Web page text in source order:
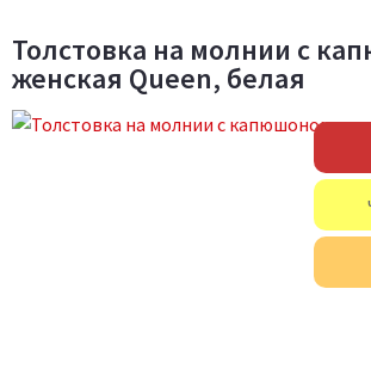
Толстовка на молнии с
женская Queen, белая